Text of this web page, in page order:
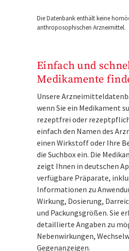
Die Datenbank enthält keine
anthroposophischen Arzneimittel.
Einfach und
Medikamente
Unsere
wenn Sie ein Medikament
rezeptfrei oder
einfach den Namen des
einen Wirkstoff oder Ihre
die Suchbox ein. Die
zeigt Ihnen in deutschen
verfügbare Präparate,
Informationen zu
Wirkung, Dosierung,
und Packungsgrößen. Sie
detaillierte Angaben zu
Nebenwirkungen,
Gegenanzeigen.